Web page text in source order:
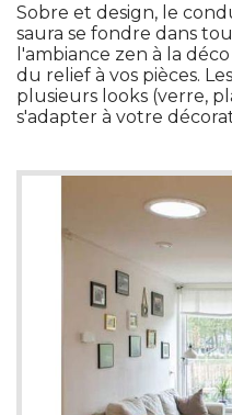
Sobre et design, le
saura se fondre dans
l'ambiance zen à la
du relief à vos pièces.
plusieurs looks (verre,
s'adapter à votre